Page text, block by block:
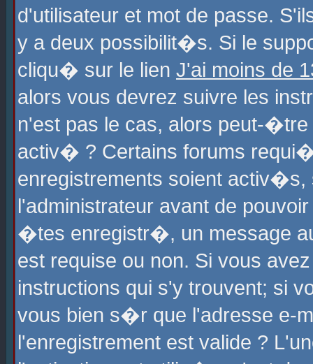
d'utilisateur et mot de passe.
y a deux possibilit�s. Si le
cliqu� sur le lien J'ai moins de
alors vous devrez suivre les
n'est pas le cas, alors peut-
activ� ? Certains forums
enregistrements soient
l'administrateur avant de
�tes enregistr�, un message
est requise ou non. Si vous
instructions qui s'y trouvent; si
vous bien s�r que l'adresse e-
l'enregistrement est valide ?